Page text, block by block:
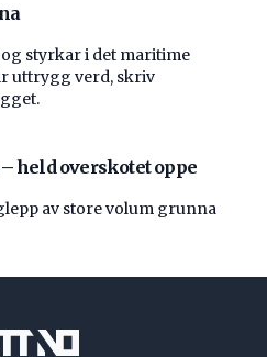
styrkar i det maritime
uttrygg verd, skriv
held overskotet oppe
av store volum grunna